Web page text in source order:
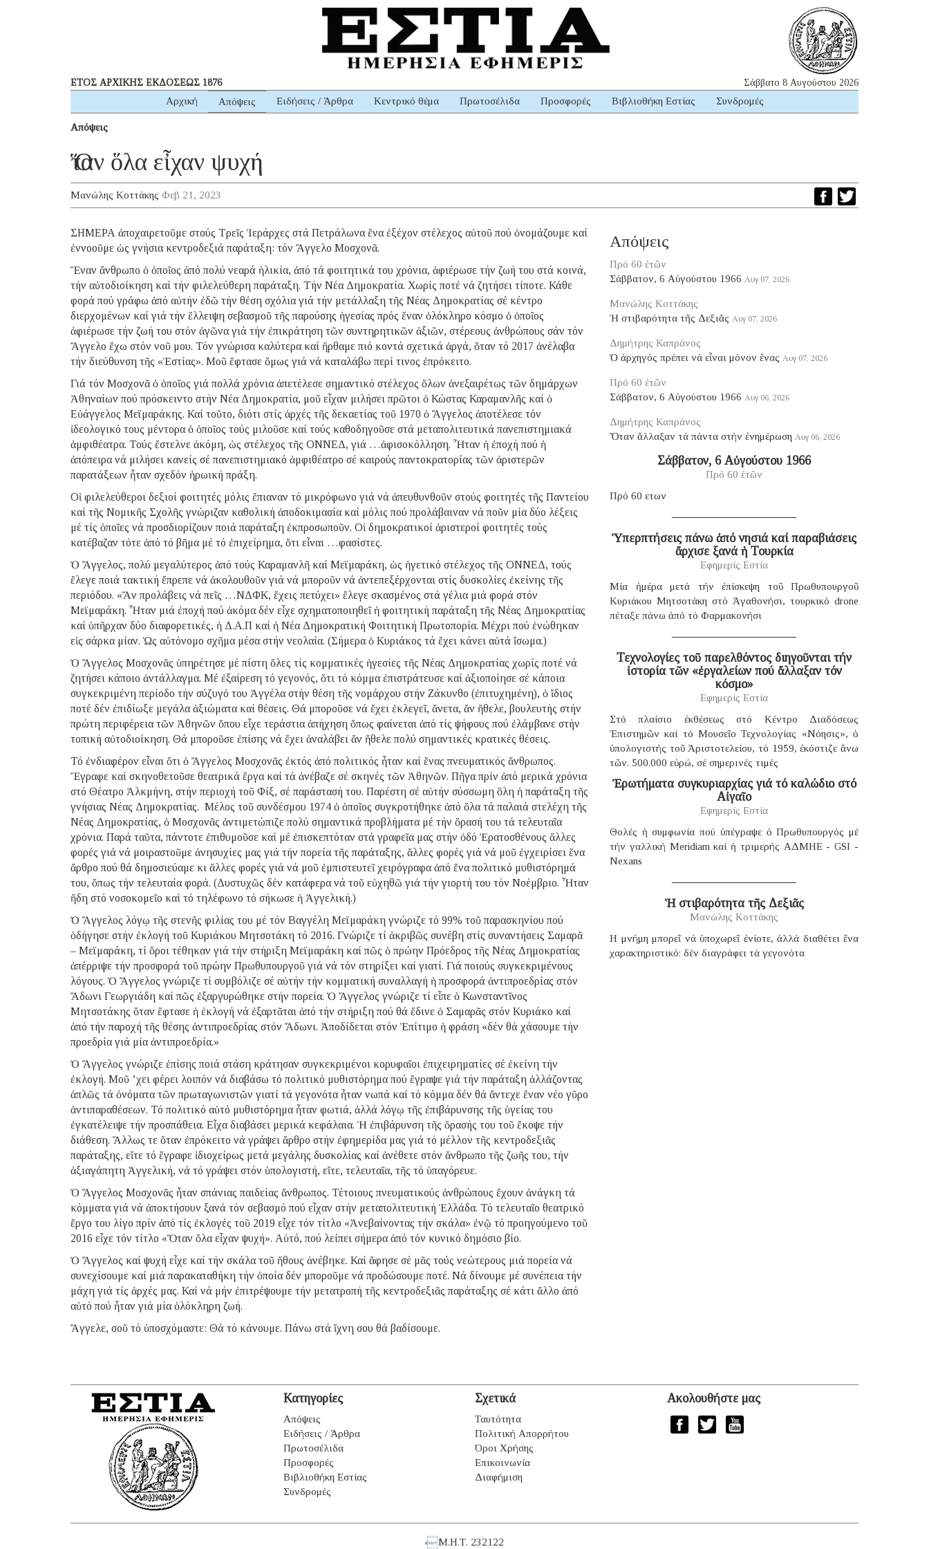
ΕΤΟΣ ΑΡΧΙΚΗΣ ΕΚΔΟΣΕΩΣ 1876 Σάββατο 8 Αυγούστου 2026
Αρχική Απόψεις Ειδήσεις / Άρθρα Κεντρικό θέμα Πρωτοσέλιδα Προσφορές Βιβλιοθήκη Εστίας Συνδρομές
Απόψεις
Ὅταν ὅλα εἶχαν ψυχή
Μανώλης Κοττάκης Φεβ 21, 2023
ΣΗΜΕΡΑ ἀποχαιρετοῦμε στούς Τρεῖς Ἱεράρχες στά Πετράλωνα ἕνα ἐξέχον στέλεχος αὐτοῦ πού ὀνομάζουμε καί
ἐννοοῦμε ὡς γνήσια κεντροδεξιά παράταξη: τόν Ἄγγελο Μοσχονᾶ.
Ἕναν ἄνθρωπο ὁ ὁποῖος ἀπό πολύ νεαρά ἡλικία, ἀπό τά φοιτητικά του χρόνια, ἀφιέρωσε τήν ζωή του στά κοινά,
τήν αὐτοδιοίκηση καί τήν φιλελεύθερη παράταξη. Τήν Νέα Δημοκρατία. Χωρίς ποτέ νά ζητήσει τίποτε. Κάθε
φορά πού γράφω ἀπό αὐτήν ἐδῶ τήν θέση σχόλια γιά τήν μετάλλαξη τῆς Νέας Δημοκρατίας σέ κέντρο
διερχομένων καί γιά τήν ἔλλειψη σεβασμοῦ τῆς παρούσης ἡγεσίας πρός ἕναν ὁλόκληρο κόσμο ὁ ὁποῖος
ἀφιέρωσε τήν ζωή του στόν ἀγῶνα γιά τήν ἐπικράτηση τῶν συντηρητικῶν ἀξιῶν, στέρεους ἀνθρώπους σάν τόν
Ἄγγελο ἔχω στόν νοῦ μου. Τόν γνώρισα καλύτερα καί ἤρθαμε πιό κοντά σχετικά ἀργά, ὅταν τό 2017 ἀνέλαβα
τήν διεύθυνση τῆς «Ἑστίας». Μοῦ ἔφτασε ὅμως γιά νά καταλάβω περί τινος ἐπρόκειτο.
Γιά τόν Μοσχονᾶ ὁ ὁποῖος γιά πολλά χρόνια ἀπετέλεσε σημαντικό στέλεχος ὅλων ἀνεξαιρέτως τῶν δημάρχων
Ἀθηναίων πού πρόσκειντο στήν Νέα Δημοκρατία, μοῦ εἶχαν μιλήσει πρῶτοι ὁ Κώστας Καραμανλῆς καί ὁ
Εὐάγγελος Μεϊμαράκης. Καί τοῦτο, διότι στίς ἀρχές τῆς δεκαετίας τοῦ 1970 ὁ Ἄγγελος ἀποτέλεσε τόν
ἰδεολογικό τους μέντορα ὁ ὁποῖος τούς μιλοῦσε καί τούς καθοδηγοῦσε στά μεταπολιτευτικά πανεπιστημιακά
ἀμφιθέατρα. Τούς ἔστελνε ἀκόμη, ὡς στέλεχος τῆς ΟΝΝΕΔ, γιά …ἀφισοκόλληση. Ἦταν ἡ ἐποχή πού ἡ
ἀπόπειρα νά μιλήσει κανείς σέ πανεπιστημιακό ἀμφιθέατρο σέ καιρούς παντοκρατορίας τῶν ἀριστερῶν
παρατάξεων ἦταν σχεδόν ἡρωική πράξη.
Οἱ φιλελεύθεροι δεξιοί φοιτητές μόλις ἔπιαναν τό μικρόφωνο γιά νά ἀπευθυνθοῦν στούς φοιτητές τῆς Παντείου
καί τῆς Νομικῆς Σχολῆς γνώριζαν καθολική ἀποδοκιμασία καί μόλις πού προλάβαιναν νά ποῦν μία δύο λέξεις
μέ τίς ὁποῖες νά προσδιορίζουν ποιά παράταξη ἐκπροσωποῦν. Οἱ δημοκρατικοί ἀριστεροί φοιτητές τούς
κατέβαζαν τότε ἀπό τό βῆμα μέ τό ἐπιχείρημα, ὅτι εἶναι …φασίστες.
Ὁ Ἄγγελος, πολύ μεγαλύτερος ἀπό τούς Καραμανλῆ καί Μεϊμαράκη, ὡς ἡγετικό στέλεχος τῆς ΟΝΝΕΔ, τούς
ἔλεγε ποιά τακτική ἔπρεπε νά ἀκολουθοῦν γιά νά μποροῦν νά ἀντεπεξέρχονται στίς δυσκολίες ἐκείνης τῆς
περιόδου. «Ἄν προλάβεις νά πεῖς …ΝΔΦΚ, ἔχεις πετύχει» ἔλεγε σκασμένος στά γέλια μιά φορά στόν
Μεϊμαράκη. Ἦταν μιά ἐποχή πού ἀκόμα δέν εἶχε σχηματοποιηθεῖ ἡ φοιτητική παράταξη τῆς Νέας Δημοκρατίας
καί ὑπῆρχαν δύο διαφορετικές, ἡ Δ.Α.Π καί ἡ Νέα Δημοκρατική Φοιτητική Πρωτοπορία. Μέχρι πού ἑνώθηκαν
εἰς σάρκα μίαν. Ὡς αὐτόνομο σχῆμα μέσα στήν νεολαία. (Σήμερα ὁ Κυριάκος τά ἔχει κάνει αὐτά ἴσωμα.)
Ὁ Ἄγγελος Μοσχονᾶς ὑπηρέτησε μέ πίστη ὅλες τίς κομματικές ἡγεσίες τῆς Νέας Δημοκρατίας χωρίς ποτέ νά
ζητήσει κάποιο ἀντάλλαγμα. Μέ ἐξαίρεση τό γεγονός, ὅτι τό κόμμα ἐπιστράτευσε καί ἀξιοποίησε σέ κάποια
συγκεκριμένη περίοδο τήν σύζυγό του Ἀγγέλα στήν θέση τῆς νομάρχου στήν Ζάκυνθο (ἐπιτυχημένη), ὁ ἴδιος
ποτέ δέν ἐπιδίωξε μεγάλα ἀξιώματα καί θέσεις. Θά μποροῦσε νά ἔχει ἐκλεγεῖ, ἄνετα, ἄν ἤθελε, βουλευτής στήν
πρώτη περιφέρεια τῶν Ἀθηνῶν ὅπου εἶχε τεράστια ἀπήχηση ὅπως φαίνεται ἀπό τίς ψήφους πού ἐλάμβανε στήν
τοπική αὐτοδιοίκηση. Θά μποροῦσε ἐπίσης νά ἔχει ἀναλάβει ἄν ἤθελε πολύ σημαντικές κρατικές θέσεις.
Τό ἐνδιαφέρον εἶναι ὅτι ὁ Ἄγγελος Μοσχονᾶς ἐκτός ἀπό πολιτικός ἦταν καί ἕνας πνευματικός ἄνθρωπος.
Ἔγραφε καί σκηνοθετοῦσε θεατρικά ἔργα καί τά ἀνέβαζε σέ σκηνές τῶν Ἀθηνῶν. Πῆγα πρίν ἀπό μερικά χρόνια
στό Θέατρο Ἀλκμήνη, στήν περιοχή τοῦ Φίξ, σέ παράστασή του. Παρέστη σέ αὐτήν σύσσωμη ὅλη ἡ παράταξη τῆς
γνήσιας Νέας Δημοκρατίας. Μέλος τοῦ συνδέσμου 1974 ὁ ὁποῖος συγκροτήθηκε ἀπό ὅλα τά παλαιά στελέχη τῆς
Νέας Δημοκρατίας, ὁ Μοσχονᾶς ἀντιμετώπιζε πολύ σημαντικά προβλήματα μέ τήν ὅρασή του τά τελευταῖα
χρόνια. Παρά ταῦτα, πάντοτε ἐπιθυμοῦσε καί μέ ἐπισκεπτόταν στά γραφεῖα μας στήν ὁδό Ἐρατοσθένους ἄλλες
φορές γιά νά μοιραστοῦμε ἀνησυχίες μας γιά τήν πορεία τῆς παράταξης, ἄλλες φορές γιά νά μοῦ ἐγχειρίσει ἕνα
ἄρθρο πού θά δημοσιεύαμε κι ἄλλες φορές γιά νά μοῦ ἐμπιστευτεῖ χειρόγραφα ἀπό ἕνα πολιτικό μυθιστόρημά
του, ὅπως τήν τελευταία φορά. (Δυστυχῶς δέν κατάφερα νά τοῦ εὐχηθῶ γιά τήν γιορτή του τόν Νοέμβριο. Ἦταν
ἤδη στό νοσοκομεῖο καί τό τηλέφωνο τό σήκωσε ἡ Ἀγγελική.)
Ὁ Ἄγγελος λόγῳ τῆς στενῆς φιλίας του μέ τόν Βαγγέλη Μεϊμαράκη γνώριζε τό 99% τοῦ παρασκηνίου πού
ὁδήγησε στήν ἐκλογή τοῦ Κυριάκου Μητσοτάκη τό 2016. Γνώριζε τί ἀκριβῶς συνέβη στίς συναντήσεις Σαμαρᾶ
– Μεϊμαράκη, τί ὅροι τέθηκαν γιά τήν στήριξη Μεϊμαράκη καί πῶς ὁ πρώην Πρόεδρος τῆς Νέας Δημοκρατίας
ἀπέρριψε τήν προσφορά τοῦ πρώην Πρωθυπουργοῦ γιά νά τόν στηρίξει καί γιατί. Γιά ποιούς συγκεκριμένους
λόγους. Ὁ Ἄγγελος γνώριζε τί συμβόλιζε σέ αὐτήν τήν κομματική συναλλαγή ἡ προσφορά ἀντιπροεδρίας στόν
Ἄδωνι Γεωργιάδη καί πῶς ἐξαργυρώθηκε στήν πορεία. Ὁ Ἄγγελος γνώριζε τί εἶπε ὁ Κωνσταντῖνος
Μητσοτάκης ὅταν ἔφτασε ἡ ἐκλογή νά ἐξαρτᾶται ἀπό τήν στήριξη πού θά ἔδινε ὁ Σαμαρᾶς στόν Κυριάκο καί
ἀπό τήν παροχή τῆς θέσης ἀντιπροεδρίας στόν Ἄδωνι. Ἀποδίδεται στόν Ἐπίτιμο ἡ φράση «δέν θά χάσουμε τήν
προεδρία γιά μία ἀντιπροεδρία.»
Ὁ Ἄγγελος γνώριζε ἐπίσης ποιά στάση κράτησαν συγκεκριμένοι κορυφαῖοι ἐπιχειρηματίες σέ ἐκείνη τήν
ἐκλογή. Μοῦ ’χει φέρει λοιπόν νά διαβάσω τό πολιτικό μυθιστόρημα πού ἔγραψε γιά τήν παράταξη ἀλλάζοντας
ἁπλῶς τά ὀνόματα τῶν πρωταγωνιστῶν γιατί τά γεγονότα ἦταν νωπά καί τό κόμμα δέν θά ἄντεχε ἕναν νέο γῦρο
ἀντιπαραθέσεων. Τό πολιτικό αὐτό μυθιστόρημα ἦταν φωτιά, ἀλλά λόγῳ τῆς ἐπιβάρυνσης τῆς ὑγείας του
ἐγκατέλειψε τήν προσπάθεια. Εἶχα διαβάσει μερικά κεφάλαια. Ἡ ἐπιβάρυνση τῆς ὅρασής του τοῦ ἔκοψε τήν
διάθεση. Ἄλλως τε ὅταν ἐπρόκειτο νά γράψει ἄρθρο στήν ἐφημερίδα μας γιά τό μέλλον τῆς κεντροδεξιᾶς
παράταξης, εἴτε τό ἔγραφε ἰδιοχείρως μετά μεγάλης δυσκολίας καί ἀνέθετε στόν ἄνθρωπο τῆς ζωῆς του, τήν
ἀξιαγάπητη Ἀγγελική, νά τό γράψει στόν ὑπολογιστή, εἴτε, τελευταῖα, τῆς τό ὑπαγόρευε.
Ὁ Ἄγγελος Μοσχονᾶς ἦταν σπάνιας παιδείας ἄνθρωπος. Τέτοιους πνευματικούς ἀνθρώπους ἔχουν ἀνάγκη τά
κόμματα γιά νά ἀποκτήσουν ξανά τόν σεβασμό πού εἶχαν στήν μεταπολιτευτική Ἑλλάδα. Τό τελευταῖο θεατρικό
ἔργο του λίγο πρίν ἀπό τίς ἐκλογές τοῦ 2019 εἶχε τόν τίτλο «Ἀνεβαίνοντας τήν σκάλα» ἐνῷ τό προηγούμενο τοῦ
2016 εἶχε τόν τίτλο «Ὅταν ὅλα εἶχαν ψυχή». Αὐτό, πού λείπει σήμερα ἀπό τόν κυνικό δημόσιο βίο.
Ὁ Ἄγγελος καί ψυχή εἶχε καί τήν σκάλα τοῦ ἤθους ἀνέβηκε. Καί ἄφησε σέ μᾶς τούς νεώτερους μιά πορεία νά
συνεχίσουμε καί μιά παρακαταθήκη τήν ὁποία δέν μποροῦμε νά προδώσουμε ποτέ. Νά δίνουμε μέ συνέπεια τήν
μάχη γιά τίς ἀρχές μας. Καί νά μήν ἐπιτρέψουμε τήν μετατροπή τῆς κεντροδεξιᾶς παράταξης σέ κάτι ἄλλο ἀπό
αὐτό πού ἦταν γιά μία ὁλόκληρη ζωή.
Ἄγγελε, σοῦ τό ὑποσχόμαστε: Θά τό κάνουμε. Πάνω στά ἴχνη σου θά βαδίσουμε.
Απόψεις
Πρό 60 ἐτῶν
Σάββατον, 6 Αὐγούστου 1966 Αυγ 07, 2026
Μανώλης Κοττάκης
Ἡ στιβαρότητα τῆς Δεξιᾶς Αυγ 07, 2026
Δημήτρης Καπράνος
Ὁ ἀρχηγός πρέπει νά εἶναι μόνον ἕνας Αυγ 07, 2026
Πρό 60 ἐτῶν
Σάββατον, 6 Αὐγούστου 1966 Αυγ 06, 2026
Δημήτρης Καπράνος
Ὅταν ἄλλαξαν τά πάντα στήν ἐνημέρωση Αυγ 06, 2026
Σάββατον, 6 Αὐγούστου 1966
Πρό 60 ἐτῶν
Πρό 60 ετων
Ὑπερπτήσεις πάνω ἀπό νησιά καί παραβιάσεις
ἄρχισε ξανά ἡ Τουρκία
Εφημερίς Εστία
Μία ἡμέρα μετά τήν ἐπίσκεψη τοῦ Πρωθυπουργοῦ
Κυριάκου Μητσοτάκη στό Ἀγαθονήσι, τουρκικό drone
πέταξε πάνω ἀπό τό Φαρμακονήσι
Τεχνολογίες τοῦ παρελθόντος διηγοῦνται τήν
ἱστορία τῶν «ἐργαλείων πού ἄλλαξαν τόν
κόσμο»
Εφημερίς Εστία
Στό πλαίσιο ἐκθέσεως στό Κέντρο Διαδόσεως
Ἐπιστημῶν καί τό Μουσεῖο Τεχνολογίας «Νόησις», ὁ
ὑπολογιστής τοῦ Ἀριστοτελείου, τό 1959, ἐκόστιζε ἄνω
τῶν. 500.000 εὐρώ, σέ σημερινές τιμές
Ἐρωτήματα συγκυριαρχίας γιά τό καλώδιο στό
Αἰγαῖο
Εφημερίς Εστία
Θολές ἡ συμφωνία πού ὑπέγραψε ὁ Πρωθυπουργός μέ
τήν γαλλική Μeridiam καί ἡ τριμερής ΑΔΜΗΕ - GSI -
Nexans
Ἡ στιβαρότητα τῆς Δεξιᾶς
Μανώλης Κοττάκης
H μνήμη μπορεῖ νά ὑποχωρεῖ ἐνίοτε, ἀλλά διαθέτει ἕνα
χαρακτηριστικό: δέν διαγράφει τά γεγονότα
Κατηγορίες
Απόψεις
Ειδήσεις / Άρθρα
Πρωτοσέλιδα
Προσφορές
Βιβλιοθήκη Εστίας
Συνδρομές
Σχετικά
Ταυτότητα
Πολιτική Απορρήτου
Όροι Χρήσης
Επικοινωνία
Διαφήμιση
Ακολουθήστε μας
Μ.Η.Τ. 232122